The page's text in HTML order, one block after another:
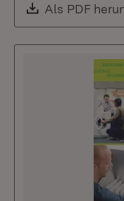
Download:
Als PDF